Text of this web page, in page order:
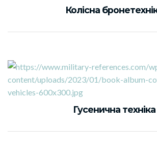
Колісна
Гусенична техніка